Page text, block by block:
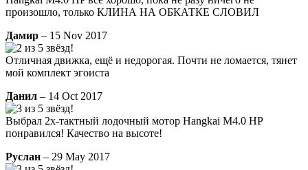
произошло, только КЛИНА НА ОБКАТКЕ СЛОВИЛ
Дамир – 15 Nov 2017
Отличная движка, ещё и недорогая. Почти не ломается, тянет
мой комплект эгоиста
Данил – 14 Oct 2017
Выбрал 2х-тактный лодочный мотор Hangkai M4.0 HP
понравился! Качество на высоте!
Руслан – 29 May 2017